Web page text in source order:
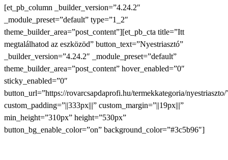
[et_pb_column _builder_version=”4.24.2″
_module_preset=”default” type=”1_2″
theme_builder_area=”post_content”][et_pb_cta title=”Itt
megtalálhatod az eszközöd” button_text=”Nyestriasztó”
_builder_version=”4.24.2″ _module_preset=”default”
theme_builder_area=”post_content” hover_enabled=”0″
sticky_enabled=”0″
button_url=”https://rovarcsapdaprofi.hu/termekkategoria/nyestriaszto/
custom_padding=”||333px|||” custom_margin=”||19px|||”
min_height=”310px” height=”530px”
button_bg_enable_color=”on” background_color=”#3c5b96″]